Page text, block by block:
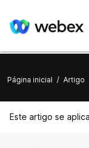
Página inicial / Artigo
Este artigo se